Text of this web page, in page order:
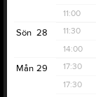
13:00
11:00
13:00
28
Sön 11:30
13:30
14:00
16:00
29
Mån 17:30
17:30